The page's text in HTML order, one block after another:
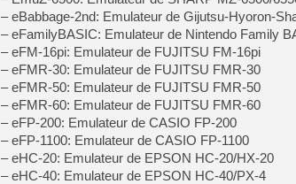
– eBabbage-2nd: Emulateur de Gijutsu-Hyoron-
– eFamilyBASIC: Emulateur de Nintendo Family
– eFM-16pi: Emulateur de FUJITSU FM-16pi
– eFMR-30: Emulateur de FUJITSU FMR-30
– eFMR-50: Emulateur de FUJITSU FMR-50
– eFMR-60: Emulateur de FUJITSU FMR-60
– eFP-200: Emulateur de CASIO FP-200
– eFP-1100: Emulateur de CASIO FP-1100
– eHC-20: Emulateur de EPSON HC-20/HX-20
– eHC-40: Emulateur de EPSON HC-40/PX-4